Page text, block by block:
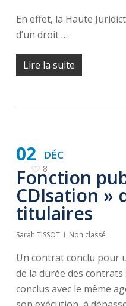
En effet, la Haute
d’un droit …
Lire la suite
DÉC
02
8
Fonction
CDIsation »
titulaires
Sarah TISSOT Non classé
Un contrat conclu pour
de la durée des
conclus avec le même